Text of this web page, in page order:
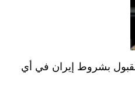
بشروط إيران في أي